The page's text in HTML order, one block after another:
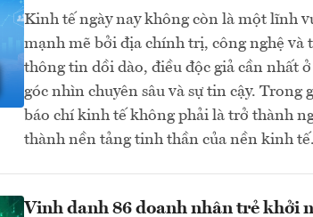
Kinh tế ngày nay không còn là một lĩnh
mạnh mẽ bởi địa chính trị, công nghệ và
thông tin dồi dào, điều độc giả cần nhất
góc nhìn chuyên sâu và sự tin cậy.
báo chí kinh tế không phải là trở thành
thành nền tảng tinh thần của nền kinh tế.
Vinh danh 86 doanh nhân trẻ khởi